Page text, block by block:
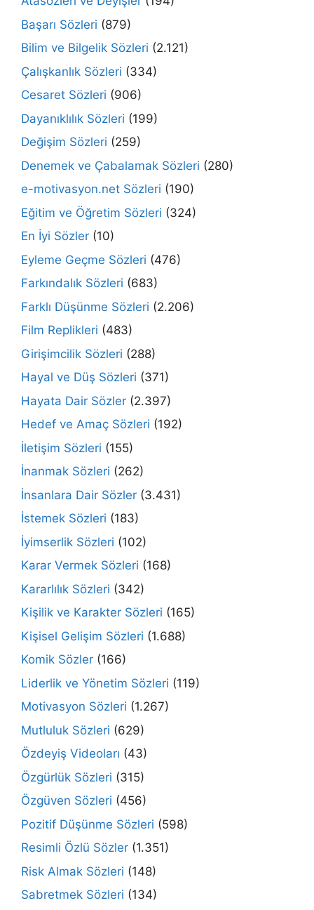
Başarı Sözleri (879)
Bilim ve Bilgelik Sözleri (2.121)
Çalışkanlık Sözleri (334)
Cesaret Sözleri (906)
Dayanıklılık Sözleri (199)
Değişim Sözleri (259)
Denemek ve Çabalamak Sözleri (280)
e-motivasyon.net Sözleri (190)
Eğitim ve Öğretim Sözleri (324)
En İyi Sözler (10)
Eyleme Geçme Sözleri (476)
Farkındalık Sözleri (683)
Farklı Düşünme Sözleri (2.206)
Film Replikleri (483)
Girişimcilik Sözleri (288)
Hayal ve Düş Sözleri (371)
Hayata Dair Sözler (2.397)
Hedef ve Amaç Sözleri (192)
İletişim Sözleri (155)
İnanmak Sözleri (262)
İnsanlara Dair Sözler (3.431)
İstemek Sözleri (183)
İyimserlik Sözleri (102)
Karar Vermek Sözleri (168)
Kararlılık Sözleri (342)
Kişilik ve Karakter Sözleri (165)
Kişisel Gelişim Sözleri (1.688)
Komik Sözler (166)
Liderlik ve Yönetim Sözleri (119)
Motivasyon Sözleri (1.267)
Mutluluk Sözleri (629)
Özdeyiş Videoları (43)
Özgürlük Sözleri (315)
Özgüven Sözleri (456)
Pozitif Düşünme Sözleri (598)
Resimli Özlü Sözler (1.351)
Risk Almak Sözleri (148)
Sabretmek Sözleri (134)